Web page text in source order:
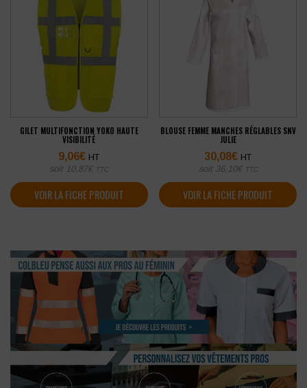
GILET MULTIFONCTION YOKO HAUTE
VISIBILITÉ
9,06€ HT
soit 10,87€ TTC
VOIR LA FICHE PRODUIT
BLOUSE FEMME MANCHES RÉGLABLES SNV
JULIE
30,08€ HT
soit 36,10€ TTC
VOIR LA FICHE PRODUIT